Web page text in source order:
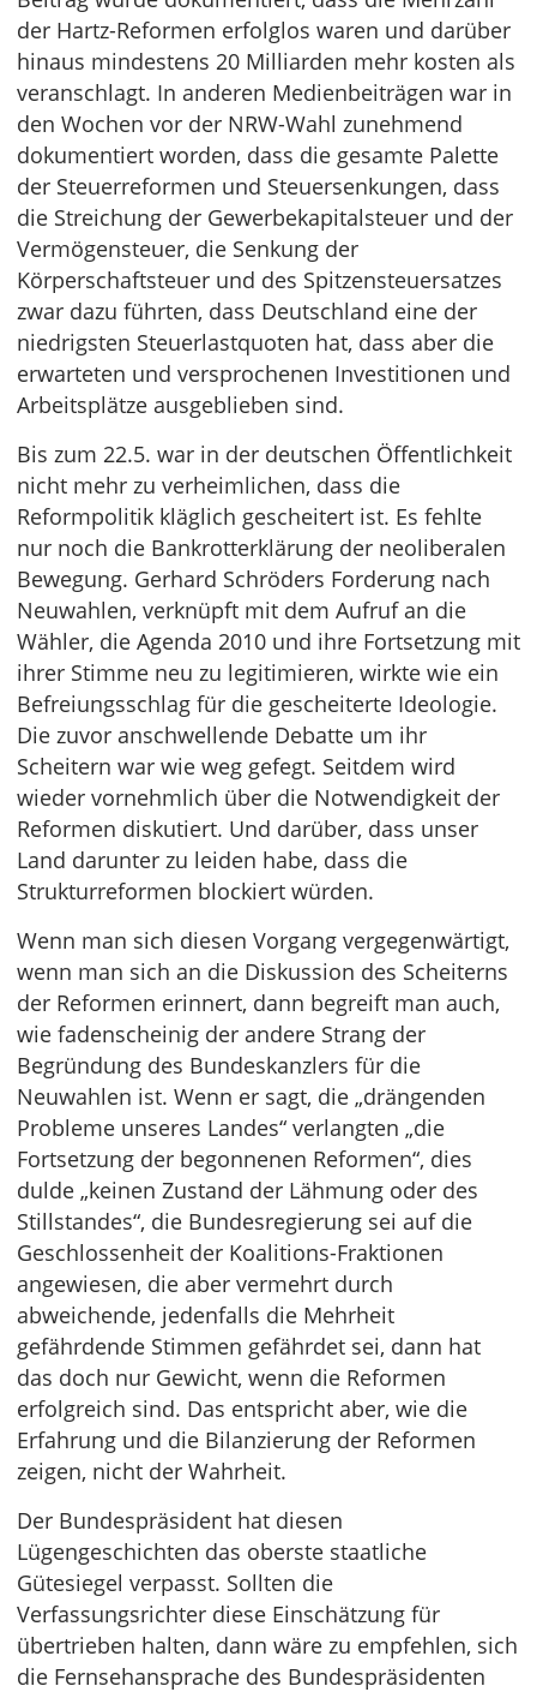
der Hartz-Reformen erfolglos waren und darüber
hinaus mindestens 20 Milliarden mehr kosten als
veranschlagt. In anderen Medienbeiträgen war in
den Wochen vor der NRW-Wahl zunehmend
dokumentiert worden, dass die gesamte Palette
der Steuerreformen und Steuersenkungen, dass
die Streichung der Gewerbekapitalsteuer und der
Vermögensteuer, die Senkung der
Körperschaftsteuer und des Spitzensteuersatzes
zwar dazu führten, dass Deutschland eine der
niedrigsten Steuerlastquoten hat, dass aber die
erwarteten und versprochenen Investitionen und
Arbeitsplätze ausgeblieben sind.
Bis zum 22.5. war in der deutschen Öffentlichkeit
nicht mehr zu verheimlichen, dass die
Reformpolitik kläglich gescheitert ist. Es fehlte
nur noch die Bankrotterklärung der neoliberalen
Bewegung. Gerhard Schröders Forderung nach
Neuwahlen, verknüpft mit dem Aufruf an die
Wähler, die Agenda 2010 und ihre Fortsetzung mit
ihrer Stimme neu zu legitimieren, wirkte wie ein
Befreiungsschlag für die gescheiterte Ideologie.
Die zuvor anschwellende Debatte um ihr
Scheitern war wie weg gefegt. Seitdem wird
wieder vornehmlich über die Notwendigkeit der
Reformen diskutiert. Und darüber, dass unser
Land darunter zu leiden habe, dass die
Strukturreformen blockiert würden.
Wenn man sich diesen Vorgang vergegenwärtigt,
wenn man sich an die Diskussion des Scheiterns
der Reformen erinnert, dann begreift man auch,
wie fadenscheinig der andere Strang der
Begründung des Bundeskanzlers für die
Neuwahlen ist. Wenn er sagt, die „drängenden
Probleme unseres Landes“ verlangten „die
Fortsetzung der begonnenen Reformen“, dies
dulde „keinen Zustand der Lähmung oder des
Stillstandes“, die Bundesregierung sei auf die
Geschlossenheit der Koalitions-Fraktionen
angewiesen, die aber vermehrt durch
abweichende, jedenfalls die Mehrheit
gefährdende Stimmen gefährdet sei, dann hat
das doch nur Gewicht, wenn die Reformen
erfolgreich sind. Das entspricht aber, wie die
Erfahrung und die Bilanzierung der Reformen
zeigen, nicht der Wahrheit.
Der Bundespräsident hat diesen
Lügengeschichten das oberste staatliche
Gütesiegel verpasst. Sollten die
Verfassungsrichter diese Einschätzung für
übertrieben halten, dann wäre zu empfehlen, sich
die Fernsehansprache des Bundespräsidenten